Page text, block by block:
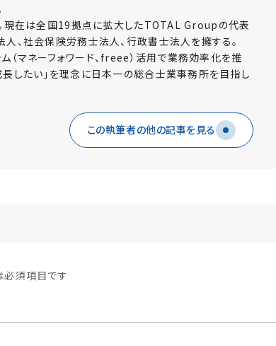
現在は全国19拠点に拡大したTOTAL Groupの代表
人、社会保険労務士法人、行政書士法人を擁する。
（マネーフォワード、freee）活用で業務効率化を推
長したい」を理念に日本一の総合士業事務所を目指し
この執筆者の他の記事を見る
必須項目です